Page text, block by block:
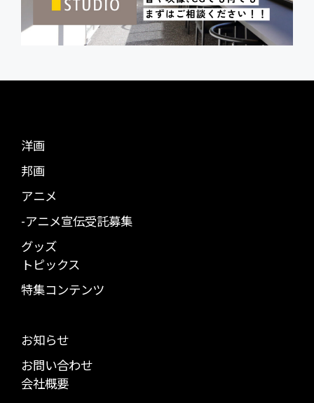
洋画
邦画
アニメ
-アニメ宣伝受託募集
グッズ
トピックス
特集コンテンツ
お知らせ
お問い合わせ
会社概要